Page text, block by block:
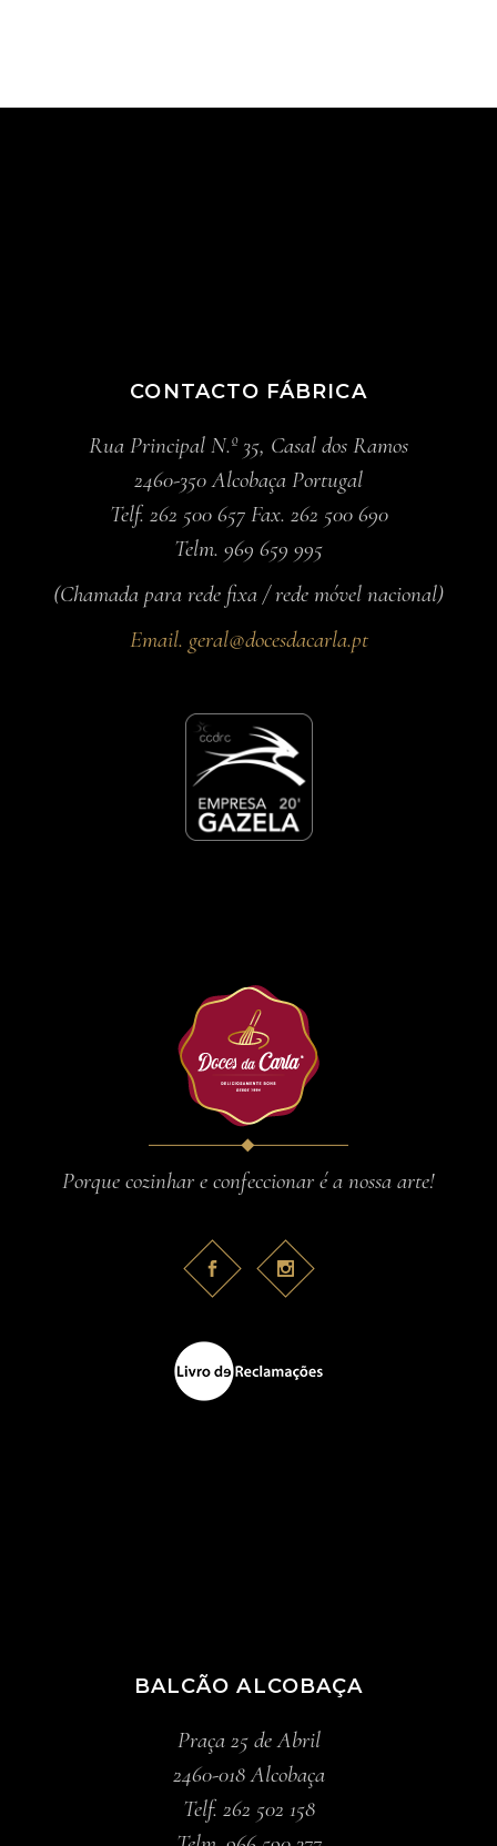
CONTACTO FÁBRICA
Rua Principal N.º 35, Casal dos Ramos
2460-350 Alcobaça Portugal
Telf. 262 500 657 Fax. 262 500 690
Telm. 969 659 995
(Chamada para rede fixa / rede móvel nacional)
Email. geral@docesdacarla.pt
Porque cozinhar e confeccionar é a nossa arte!
BALCÃO ALCOBAÇA
Praça 25 de Abril
2460-018 Alcobaça
Telf. 262 502 158